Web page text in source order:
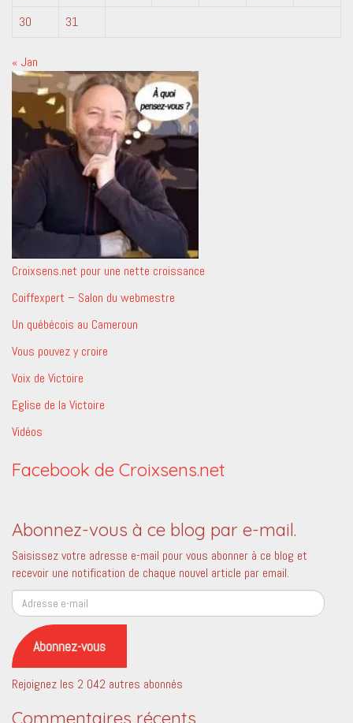
30
31
« Jan
Croixsens.net pour une nette croissance
Coiffexpert – Salon du webmestre
Un québécois au Cameroun
Vous pouvez y croire
Voix de Victoire
Eglise de la Victoire
Vidéos
Facebook de Croixsens.net
Abonnez-vous à ce blog par e-mail.
Saisissez votre adresse e-mail pour vous abonner à ce blog et
recevoir une notification de chaque nouvel article par email.
Adresse
e-
mail
Abonnez-vous
Rejoignez les 2 042 autres abonnés
Commentaires récents